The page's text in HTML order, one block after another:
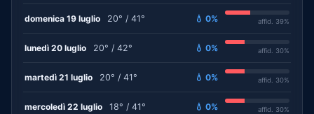
domenica 19 luglio 20° / 41° 💧 0% affid. 39%
lunedì 20 luglio 20° / 42° 💧 0% affid. 30%
martedì 21 luglio 20° / 41° 💧 0% affid. 30%
mercoledì 22 luglio 18° / 41° 💧 0% affid. 30%